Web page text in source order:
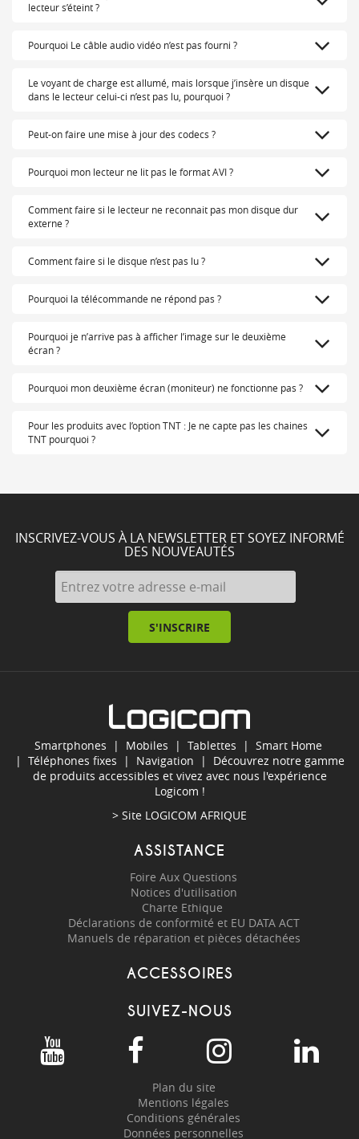
lecteur s’éteint ?
Pourquoi Le câble audio vidéo n’est pas fourni ?
Le voyant de charge est allumé, mais lorsque j’insère un disque
dans le lecteur celui-ci n’est pas lu, pourquoi ?
Peut-on faire une mise à jour des codecs ?
Pourquoi mon lecteur ne lit pas le format AVI ?
Comment faire si le lecteur ne reconnait pas mon disque dur
externe ?
Comment faire si le disque n’est pas lu ?
Pourquoi la télécommande ne répond pas ?
Pourquoi je n’arrive pas à afficher l’image sur le deuxième
écran ?
Pourquoi mon deuxième écran (moniteur) ne fonctionne pas ?
Pour les produits avec l’option TNT : Je ne capte pas les chaines
TNT pourquoi ?
INSCRIVEZ-VOUS À LA NEWSLETTER ET SOYEZ INFORMÉ
DES NOUVEAUTÉS
S'INSCRIRE
Smartphones | Mobiles | Tablettes | Smart Home
| Téléphones fixes | Navigation | Découvrez notre gamme
de produits accessibles et vivez avec nous l'expérience
Logicom !
> Site LOGICOM AFRIQUE
ASSISTANCE
Foire Aux Questions
Notices d'utilisation
Charte Ethique
Déclarations de conformité et EU DATA ACT
Manuels de réparation et pièces détachées
ACCESSOIRES
SUIVEZ-NOUS
Plan du site
Mentions légales
Conditions générales
Données personnelles